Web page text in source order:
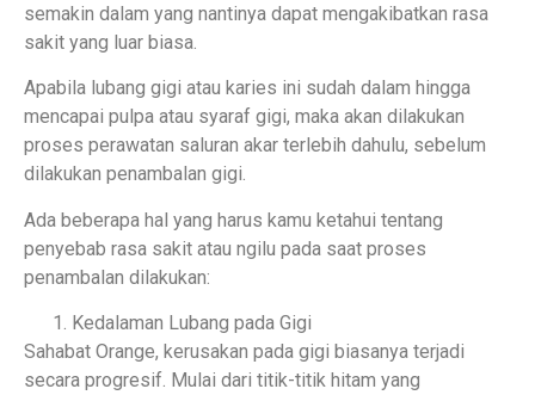
semakin dalam yang nantinya dapat mengakibatkan rasa
sakit yang luar biasa.
Apabila lubang gigi atau karies ini sudah dalam hingga
mencapai pulpa atau syaraf gigi, maka akan dilakukan
proses perawatan saluran akar terlebih dahulu, sebelum
dilakukan penambalan gigi.
Ada beberapa hal yang harus kamu ketahui tentang
penyebab rasa sakit atau ngilu pada saat proses
penambalan dilakukan:
Kedalaman Lubang pada Gigi
Sahabat Orange, kerusakan pada gigi biasanya terjadi
secara progresif. Mulai dari titik-titik hitam yang